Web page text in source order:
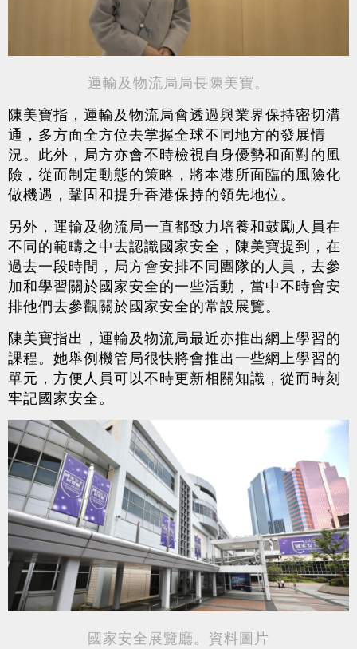
運輸及物流局局長陳美寶。
陳美寶指，運輸及物流局會透過與業界保持密切溝
通，多方面全方位去掌握全球不同地方的發展情
況。此外，局方亦會不時檢視自身優勢和面對的風
險，從而制定動態的策略，將本港所面臨的風險化
做機遇，鞏固和提升香港保持的領先地位。
另外，運輸及物流局一直都致力培養和鼓勵人員在
不同的範疇之中去認識國家安全，陳美寶提到，在
過去一段時間，局方會安排不同團隊的人員，去參
加和學習關於國家安全的一些活動，當中不時會安
排他們去參觀關於國家安全的常設展覽。
陳美寶指出，運輸及物流局最近亦推出網上學習的
課程。她舉例機管局很快將會推出一些網上學習的
單元，方便人員可以不時更新相關知識，從而時刻
牢記國家安全。
國家安全展覽廳。資料圖片